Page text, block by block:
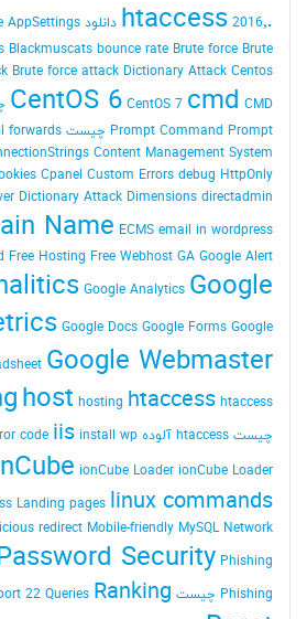
.htaccess2016٬ دانلود
AppSettings
Blackmuscats bounce rate Brute force Brute
Brute force attack Dictionary Attack Centos
CentOS 6 CentOS 7 cmd CMD چیست
Prompt Command Prompt چیست
forwards
Content Management System
Cpanel Custom Errors debug HttpOnly
Dictionary Attack Dimensions directadmin
Name ECMS email in wordpress
Free Hosting Free Webhost GA Google Alert
Google Analytics Google
Google Docs Google Forms Google
Google Webmaster
host hosting htaccess htaccess
چیست htaccess آلوده code iis install wp
ionCube Loader ionCube Loader چیست
Landing pages linux commands
redirect Mobile-friendly MySQL Network
Security Phishing
Phishing چیست
22 Queries Ranking